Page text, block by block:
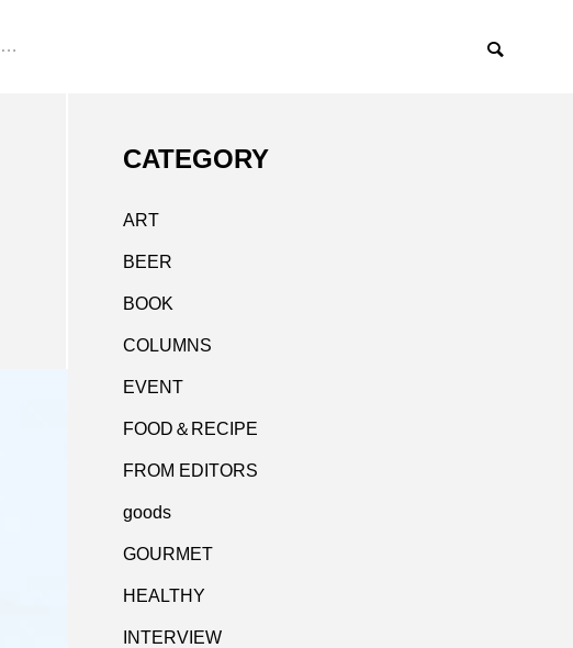
CATEGORY
ART
BEER
BOOK
COLUMNS
EVENT
FOOD＆RECIPE
FROM EDITORS
goods
GOURMET
HEALTHY
INTERVIEW